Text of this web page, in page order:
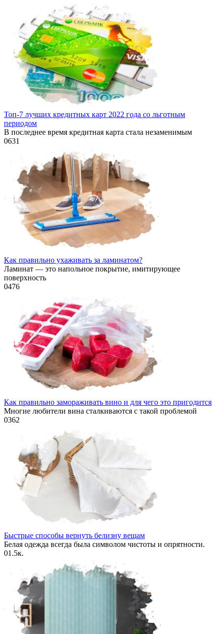
Топ-7 лучших кредитных карт 2022 года со льготным
периодом
В последнее время кредитная карта стала незаменимым
0631
Как правильно ухаживать за ламинатом?
Ламинат — это напольное покрытие, имитирующее
поверхность
0476
Как правильно замораживать вино и для чего это пригодится
Многие любители вина сталкиваются с такой проблемой
0362
Быстрые способы вернуть белизну вещам
Белая одежда всегда была символом чистоты и опрятности.
01.5к.